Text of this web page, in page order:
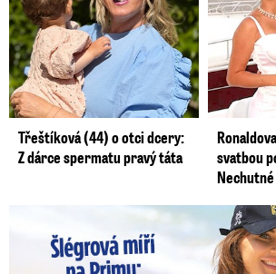
Třeštíková (44) o otci dcery:
Z dárce spermatu pravý táta
svatbou
Lucie Šlégrová míří na Primu. Překvapení